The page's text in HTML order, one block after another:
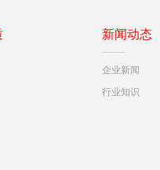
新闻动态
企业新闻
行业知识